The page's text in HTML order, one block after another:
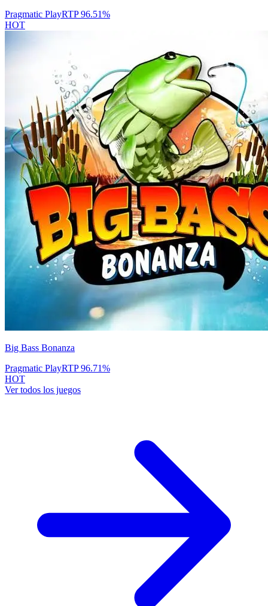
Pragmatic PlayRTP96.51%
HOT
Big Bass Bonanza
Pragmatic PlayRTP96.71%
HOT
Ver todos los juegos